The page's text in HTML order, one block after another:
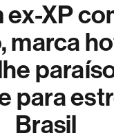
ex-XP
marca
para
Brasil